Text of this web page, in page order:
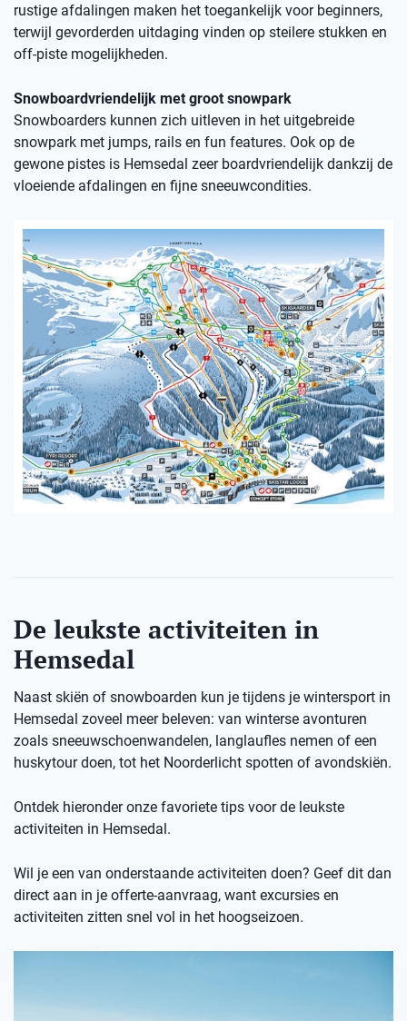
rustige afdalingen maken het toegankelijk voor beginners,
terwijl gevorderden uitdaging vinden op steilere stukken en
off-piste mogelijkheden.
Snowboardvriendelijk met groot snowpark
Snowboarders kunnen zich uitleven in het uitgebreide
snowpark met jumps, rails en fun features. Ook op de
gewone pistes is Hemsedal zeer boardvriendelijk dankzij de
vloeiende afdalingen en fijne sneeuwcondities.
De leukste activiteiten in
Hemsedal
Naast skiën of snowboarden kun je tijdens je wintersport in
Hemsedal zoveel meer beleven: van winterse avonturen
zoals sneeuwschoenwandelen, langlaufles nemen of een
huskytour doen, tot het Noorderlicht spotten of avondskiën.
Ontdek hieronder onze favoriete tips voor de leukste
activiteiten in Hemsedal.
Wil je een van onderstaande activiteiten doen? Geef dit dan
direct aan in je offerte-aanvraag, want excursies en
activiteiten zitten snel vol in het hoogseizoen.